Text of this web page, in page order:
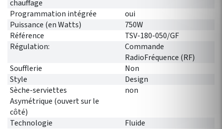
chauffage
Programmation intégrée
oui
Puissance (en Watts)
750W
Référence
TSV-180-050/GF
Régulation:
Commande
RadioFréquence (RF)
Soufflerie
Non
Style
Design
Sèche-serviettes
Asymétrique (ouvert sur le
côté)
non
Technologie Fluide